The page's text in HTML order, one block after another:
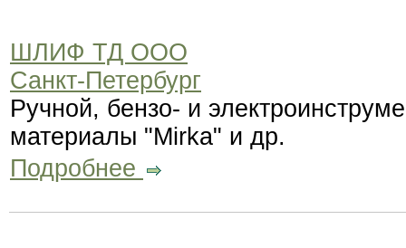
ШЛИФ ТД ООО
Санкт-Петербург
Ручной, бензо- и
материалы "Mirka" и др.
Подробнее